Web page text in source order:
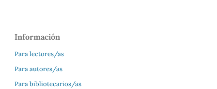
Información
Para lectores/as
Para autores/as
Para bibliotecarios/as